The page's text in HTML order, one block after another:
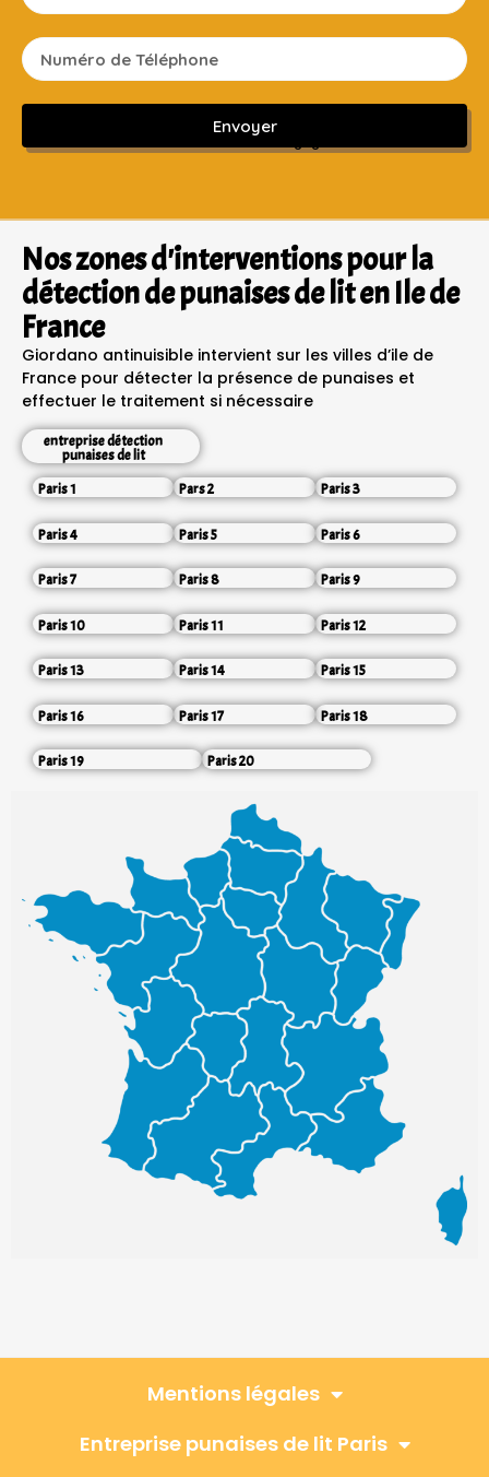
Envoyer
Sans engagement ni frais cachés
Nos zones d'interventions pour la
détection de punaises de lit en Ile de
France
Giordano antinuisible intervient sur les villes d’ile de
France pour détecter la présence de punaises et
effectuer le traitement si nécessaire
entreprise détection
punaises de lit
Paris 1
Pars 2 Paris 3
Paris 4 Paris 5 Paris 6
Paris 7 Paris 8 Paris 9
Paris 10 Paris 11 Paris 12
Paris 13 Paris 14 Paris 15
Paris 16 Paris 17 Paris 18
Paris 19 Paris 20
Mentions légales
Entreprise punaises de lit Paris